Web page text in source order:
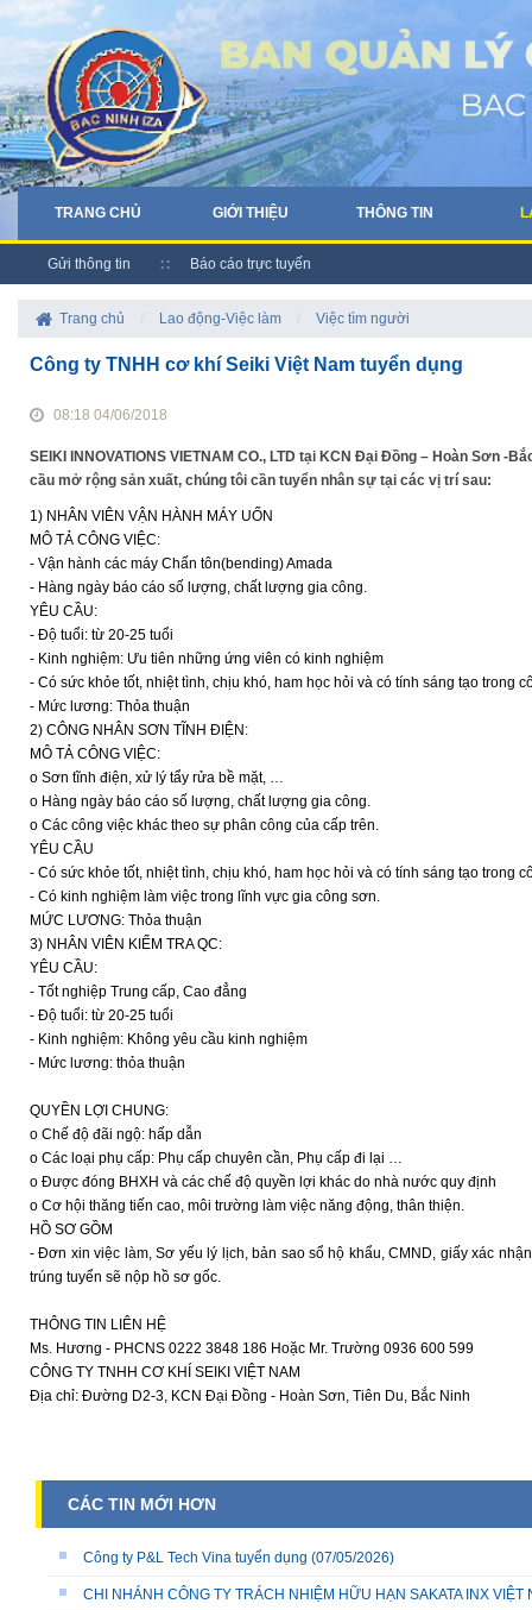
TRANG CHỦ GIỚI THIỆU THÔNG TIN
Gửi thông tin Báo cáo trực tuyến
Trang chủ Lao động-Việc làm Việc tìm người
Công ty TNHH cơ khí Seiki Việt Nam tuyển dụng
08:18 04/06/2018
SEIKI INNOVATIONS VIETNAM CO., LTD tại KCN Đại Đồng – Hoàn Sơn
cầu mở rộng sản xuất, chúng tôi cần tuyển nhân sự tại các vị trí sau:
1) NHÂN VIÊN VẬN HÀNH MÁY UỐN
MÔ TẢ CÔNG VIỆC:
- Vận hành các máy Chấn tôn(bending) Amada
- Hàng ngày báo cáo số lượng, chất lượng gia công.
YÊU CẦU:
- Độ tuổi: từ 20-25 tuổi
- Kinh nghiệm: Ưu tiên những ứng viên có kinh nghiệm
- Có sức khỏe tốt, nhiệt tình, chịu khó, ham học hỏi và có tính sáng tạo trong
- Mức lương: Thỏa thuận
2) CÔNG NHÂN SƠN TĨNH ĐIỆN:
MÔ TẢ CÔNG VIỆC:
o Sơn tĩnh điện, xử lý tẩy rửa bề mặt, …
o Hàng ngày báo cáo số lượng, chất lượng gia công.
o Các công việc khác theo sự phân công của cấp trên.
YÊU CẦU
- Có sức khỏe tốt, nhiệt tình, chịu khó, ham học hỏi và có tính sáng tạo trong
- Có kinh nghiệm làm việc trong lĩnh vực gia công sơn.
MỨC LƯƠNG: Thỏa thuận
3) NHÂN VIÊN KIỂM TRA QC:
YÊU CẦU:
- Tốt nghiệp Trung cấp, Cao đẳng
- Độ tuổi: từ 20-25 tuổi
- Kinh nghiệm: Không yêu cầu kinh nghiệm
- Mức lương: thỏa thuận
QUYỀN LỢI CHUNG:
o Chế độ đãi ngộ: hấp dẫn
o Các loại phụ cấp: Phụ cấp chuyên cần, Phụ cấp đi lại …
o Được đóng BHXH và các chế độ quyền lợi khác do nhà nước quy định
o Cơ hội thăng tiến cao, môi trường làm việc năng động, thân thiện.
HỒ SƠ GỒM
- Đơn xin việc làm, Sơ yếu lý lịch, bản sao sổ hộ khẩu, CMND, giấy xác
trúng tuyển sẽ nộp hồ sơ gốc.
THÔNG TIN LIÊN HỆ
Ms. Hương - PHCNS 0222 3848 186 Hoặc Mr. Trường 0936 600 599
CÔNG TY TNHH CƠ KHÍ SEIKI VIỆT NAM
Địa chỉ: Đường D2-3, KCN Đại Đồng - Hoàn Sơn, Tiên Du, Bắc Ninh
CÁC TIN MỚI HƠN
Công ty P&L Tech Vina tuyển dụng (07/05/2026)
CHI NHÁNH CÔNG TY TRÁCH NHIỆM HỮU HẠN SAKATA INX